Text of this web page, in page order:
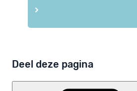
Deel deze pagina